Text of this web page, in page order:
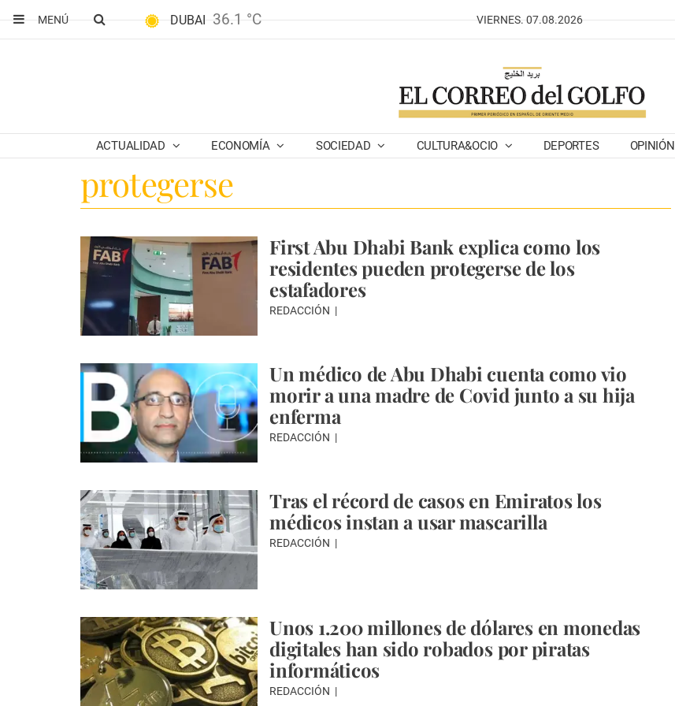
MENÚ
DUBAI 36.1 °C VIERNES. 07.08.2026
ACTUALIDAD ECONOMÍA SOCIEDAD CULTURA&OCIO DEPORTES OPINIÓN
protegerse
First Abu Dhabi Bank explica como los
residentes pueden protegerse de los
estafadores
REDACCIÓN
Un médico de Abu Dhabi cuenta como vio
morir a una madre de Covid junto a su hija
enferma
REDACCIÓN
Tras el récord de casos en Emiratos los
médicos instan a usar mascarilla
REDACCIÓN
Unos 1.200 millones de dólares en monedas
digitales han sido robados por piratas
informáticos
REDACCIÓN